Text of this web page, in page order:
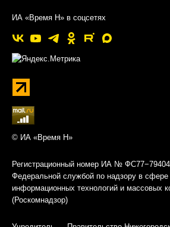
ИА «Время Н» в соцсетях
© ИА «Время Н»
Регистрационный номер ИА № ФС77−79404
Федеральной службой по надзору в сфере
информационных технологий и массовых
(Роскомнадзор)